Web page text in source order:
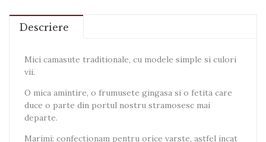
Descriere
Mici camasute traditionale, cu modele simple si culori
vii.
O mica amintire, o frumusete gingasa si o fetita care
duce o parte din portul nostru stramosesc mai
departe.
Marimi: confectionam pentru orice varste, astfel incat